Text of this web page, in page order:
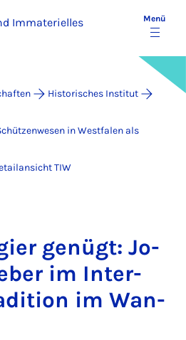
Immaterielles
Menü
Historisches Institut
in Westfalen als
TIW
ge­nügt: Jo­
im In­ter­
im Wan­